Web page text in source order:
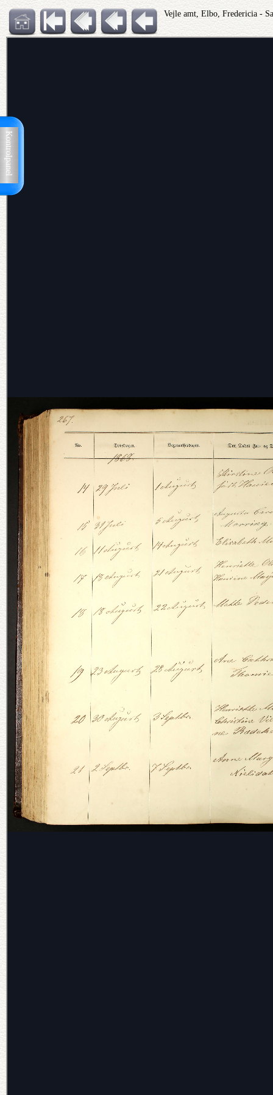
Kontrolpanel
Vejle amt, Elbo, Fredericia -